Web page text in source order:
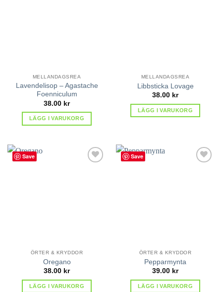
MELLANDAGSREA
Lavendelisop – Agastache
Foenniculum
38.00 kr
LÄGG I VARUKORG
MELLANDAGSREA
Libbsticka Lovage
38.00 kr
LÄGG I VARUKORG
Save
ÖRTER & KRYDDOR
Oregano
38.00 kr
LÄGG I VARUKORG
Save
ÖRTER & KRYDDOR
Pepparmynta
39.00 kr
LÄGG I VARUKORG